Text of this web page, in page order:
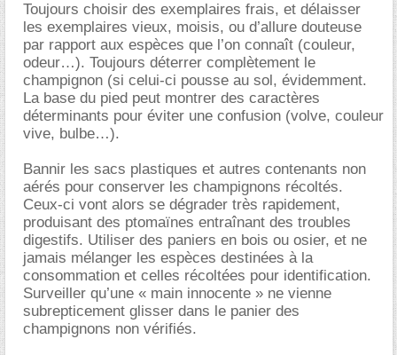
Toujours choisir des exemplaires frais, et délaisser
les exemplaires vieux, moisis, ou d’allure douteuse
par rapport aux espèces que l’on connaît (couleur,
odeur…). Toujours déterrer complètement le
champignon (si celui-ci pousse au sol, évidemment.
La base du pied peut montrer des caractères
déterminants pour éviter une confusion (volve, couleur
vive, bulbe…).
Bannir les sacs plastiques et autres contenants non
aérés pour conserver les champignons récoltés.
Ceux-ci vont alors se dégrader très rapidement,
produisant des ptomaïnes entraînant des troubles
digestifs. Utiliser des paniers en bois ou osier, et ne
jamais mélanger les espèces destinées à la
consommation et celles récoltées pour identification.
Surveiller qu’une « main innocente » ne vienne
subrepticement glisser dans le panier des
champignons non vérifiés.